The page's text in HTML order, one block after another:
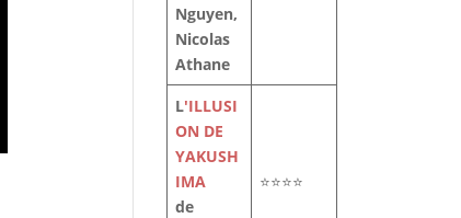
Nguyen,
Nicolas
Athane
L'ILLUSI
ON DE
YAKUSH
IMA
de
⭐⭐⭐⭐